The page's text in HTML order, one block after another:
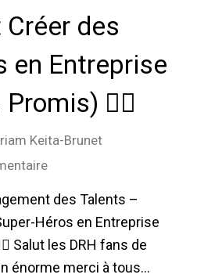
des
en Entreprise
🦸‍♂️
Keita-Brunet
des Talents –
Héros en Entreprise
Salut les DRH fans de
énorme merci à tous…